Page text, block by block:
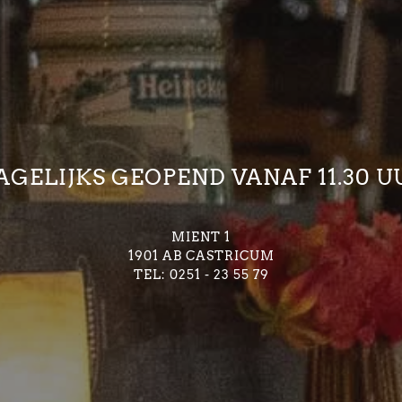
GEOPEND VANAF 11.30
MIENT 1
1901 AB CASTRICUM
TEL: 0251 - 23 55 79